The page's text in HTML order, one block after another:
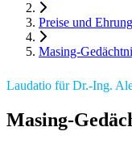
Preise und
Masing-
Laudatio für Dr.-Ing.
Masing-